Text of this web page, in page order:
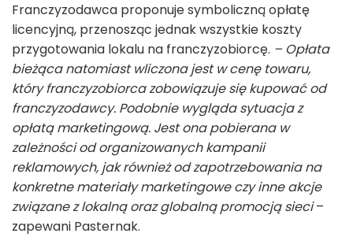
Franczyzodawca proponuje symboliczną opłatę
licencyjną, przenosząc jednak wszystkie koszty
przygotowania lokalu na franczyzobiorcę. – Opłata
bieżąca natomiast wliczona jest w cenę towaru,
który franczyzobiorca zobowiązuje się kupować od
franczyzodawcy. Podobnie wygląda sytuacja z
opłatą marketingową. Jest ona pobierana w
zależności od organizowanych kampanii
reklamowych, jak również od zapotrzebowania na
konkretne materiały marketingowe czy inne akcje
związane z lokalną oraz globalną promocją sieci–
zapewani Pasternak.